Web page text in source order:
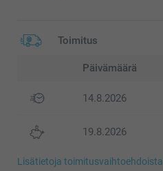
Toimitus
Päivämäärä
14.8.2026
19.8.2026
Lisätietoja toimitusvaihtoehdoista